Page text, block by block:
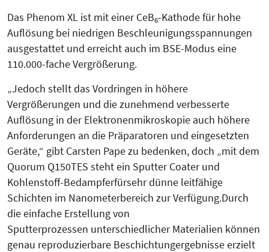
Das Phenom XL ist mit einer CeB6-Kathode für hohe
Auflösung bei niedrigen Beschleunigungsspannungen
ausgestattet und erreicht auch im BSE-Modus eine
110.000-fache Vergrößerung.
„Jedoch stellt das Vordringen in höhere
Vergrößerungen und die zunehmend verbesserte
Auflösung in der Elektronenmikroskopie auch höhere
Anforderungen an die Präparatoren und eingesetzten
Geräte,“ gibt Carsten Pape zu bedenken, doch „mit dem
Quorum Q150TES steht ein Sputter Coater und
Kohlenstoff-Bedampferfürsehr dünne leitfähige
Schichten im Nanometerbereich zur Verfügung.Durch
die einfache Erstellung von
Sputterprozessen unterschiedlicher Materialien können
genau reproduzierbare Beschichtungergebnisse erzielt